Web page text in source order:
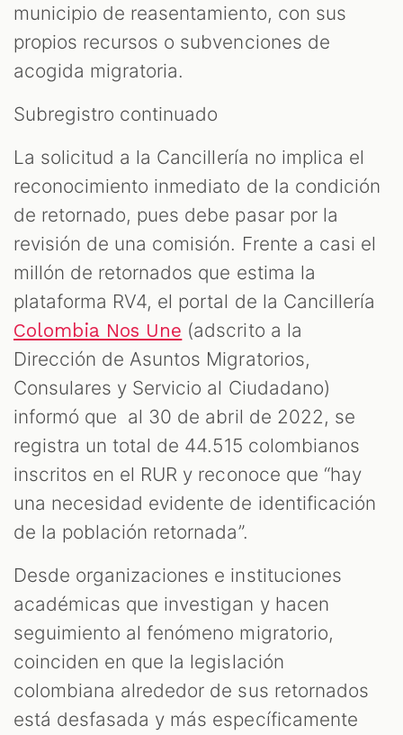
municipio de reasentamiento, con sus
propios recursos o subvenciones de
acogida migratoria.
Subregistro continuado
La solicitud a la Cancillería no implica el
reconocimiento inmediato de la condición
de retornado, pues debe pasar por la
revisión de una comisión. Frente a casi el
millón de retornados que estima la
plataforma RV4, el portal de la Cancillería
Colombia Nos Une (adscrito a la
Dirección de Asuntos Migratorios,
Consulares y Servicio al Ciudadano)
informó que al 30 de abril de 2022, se
registra un total de 44.515 colombianos
inscritos en el RUR y reconoce que “hay
una necesidad evidente de identificación
de la población retornada”.
Desde organizaciones e instituciones
académicas que investigan y hacen
seguimiento al fenómeno migratorio,
coinciden en que la legislación
colombiana alrededor de sus retornados
está desfasada y más específicamente